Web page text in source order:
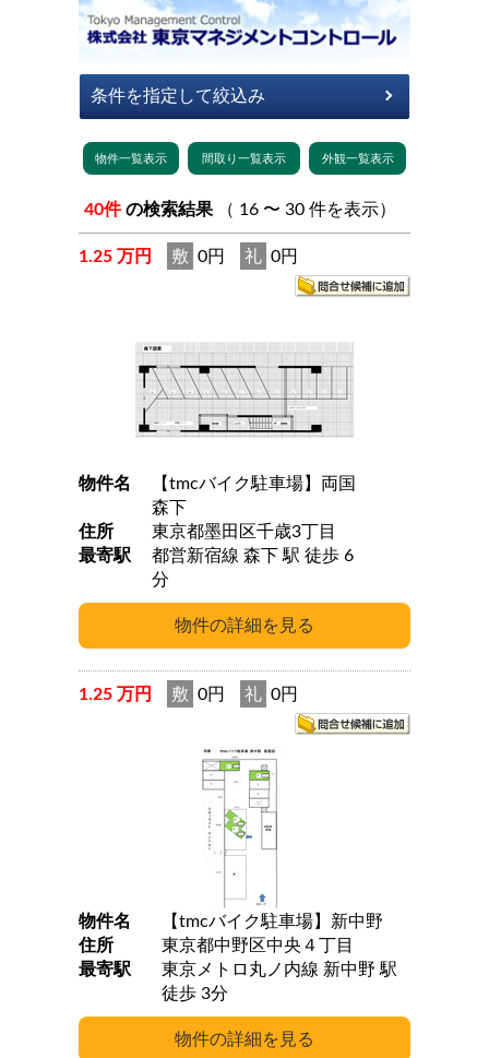
40件 の検索結果 （ 16 〜 30 件を表示）
1.25 万円 敷 0円 礼 0円
物件名
【tmcバイク駐車場】両国
森下
住所
東京都墨田区千歳3丁目
最寄駅
都営新宿線 森下 駅 徒歩 6
分
1.25 万円 敷 0円 礼 0円
物件名
【tmcバイク駐車場】新中野
住所
東京都中野区中央４丁目
最寄駅
東京メトロ丸ノ内線 新中野 駅
徒歩 3分